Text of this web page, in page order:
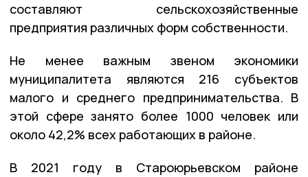
составляют сельскохозяйственные
предприятия различных форм собственности.
Не менее важным звеном экономики
муниципалитета являются 216 субъектов
малого и среднего предпринимательства. В
этой сфере занято более 1000 человек или
около 42,2% всех работающих в районе.
В 2021 году в Староюрьевском районе